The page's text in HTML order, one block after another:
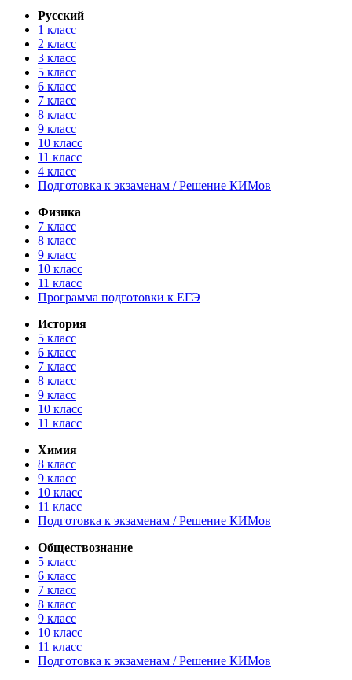
Русский
1 класс
2 класс
3 класс
5 класс
6 класс
7 класс
8 класс
9 класс
10 класс
11 класс
4 класс
Подготовка к экзаменам / Решение КИМов
Физика
7 класс
8 класс
9 класс
10 класс
11 класс
Программа подготовки к ЕГЭ
История
5 класс
6 класс
7 класс
8 класс
9 класс
10 класс
11 класс
Химия
8 класс
9 класс
10 класс
11 класс
Подготовка к экзаменам / Решение КИМов
Обществознание
5 класс
6 класс
7 класс
8 класс
9 класс
10 класс
11 класс
Подготовка к экзаменам / Решение КИМов